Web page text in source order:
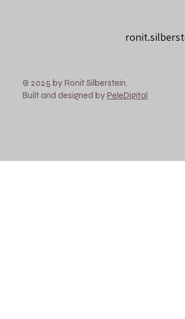
© 2025 by Ronit Silberstein.
Built and designed by PeleDigital